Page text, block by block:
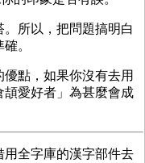
所以，把問題搞明白
。
點，如果你沒有去用
愛好者」為甚麼會成
全字庫的漢字部件去